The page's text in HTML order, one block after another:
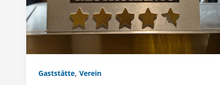
Gaststätte, Verein